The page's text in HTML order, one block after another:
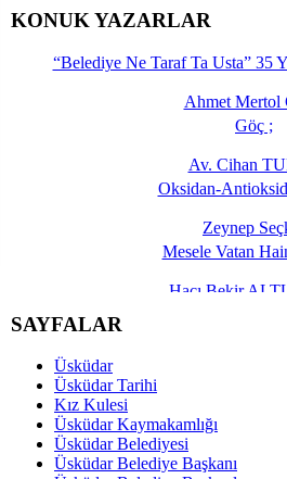
İşte Biz
KONUK YAZARLAR
“Belediye Ne Taraf Ta Usta” 35
Ahmet Mertol
Göç ;
Av. Cihan
Oksidan-
Zeynep
Mesele Vatan
Hacı Bekir
Dünya Fani, Ama Kısa Bir
Savaş
Hukukun Adaleti
SAYFALAR
Üsküdar
Üsküdar Tarihi
Kız Kulesi
Üsküdar Kaymakamlığı
Üsküdar Belediyesi
Üsküdar Belediye Başkanı